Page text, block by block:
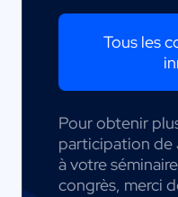
Tous les
Pour obtenir
participation de
à votre
congrès, merci